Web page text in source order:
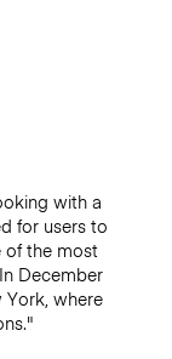
with a
for users to
of the most
December
where